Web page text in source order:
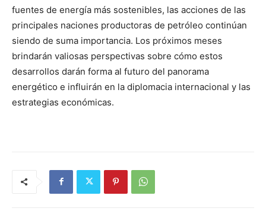
fuentes de energía más sostenibles, las acciones de las
principales naciones productoras de petróleo continúan
siendo de suma importancia. Los próximos meses
brindarán valiosas perspectivas sobre cómo estos
desarrollos darán forma al futuro del panorama
energético e influirán en la diplomacia internacional y las
estrategias económicas.